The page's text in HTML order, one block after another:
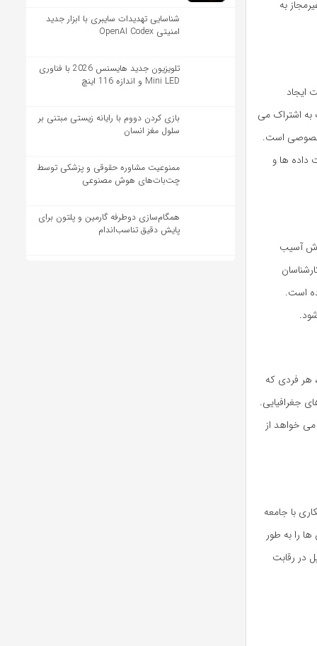
به
ایجاد
به اشتراک می
خصوصی است.
داده ها و
آسیب
است.
هر فردی که
جغرافیایی.
خواهد از
با جامعه
را به طور
در رقابت
شناسایی تهدیدات سایبری با ابزار جدید
امنیتی OpenAI Codex
تلویزیون جدید هایسنس 2026 با فناوری
Mini LED و اندازه 116 اینچ
بازی کردن دووم با رایانه زیستی مبتنی بر
سلول مغز انسان
ممنوعیت مشاوره حقوقی و پزشکی توسط
چت‌بات‌های هوش مصنوعی
همگام‌سازی دوطرفه گارمین و پلتون برای
پایش دقیق تناسب‌اندام